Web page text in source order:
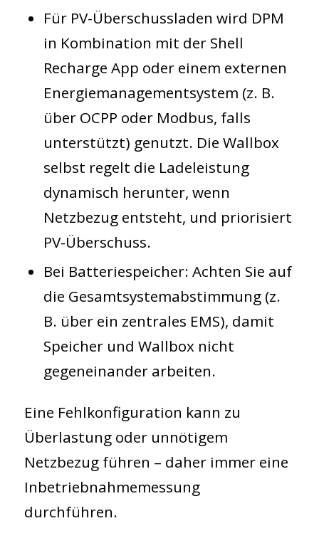
Für PV-Überschussladen wird DPM
in Kombination mit der Shell
Recharge App oder einem externen
Energiemanagementsystem (z. B.
über OCPP oder Modbus, falls
unterstützt) genutzt. Die Wallbox
selbst regelt die Ladeleistung
dynamisch herunter, wenn
Netzbezug entsteht, und priorisiert
PV-Überschuss.
Bei Batteriespeicher: Achten Sie auf
die Gesamtsystemabstimmung (z.
B. über ein zentrales EMS), damit
Speicher und Wallbox nicht
gegeneinander arbeiten.
Eine Fehlkonfiguration kann zu
Überlastung oder unnötigem
Netzbezug führen – daher immer eine
Inbetriebnahmemessung
durchführen.